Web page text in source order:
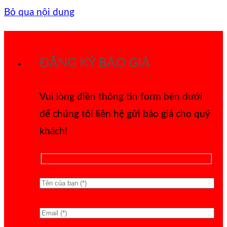
Bỏ qua nội dung
ĐĂNG KÝ BÁO GIÁ
Vui lòng điền thông tin form bên dưới
để chúng tôi liên hệ gửi báo giá cho quý
khách!